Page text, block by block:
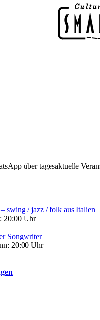
über tagesaktuelle
/ jazz / folk aus Italien
20:00 Uhr
Songwriter
20:00 Uhr